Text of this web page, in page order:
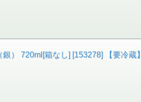
） 720ml[箱なし] [153278] 【要冷蔵】